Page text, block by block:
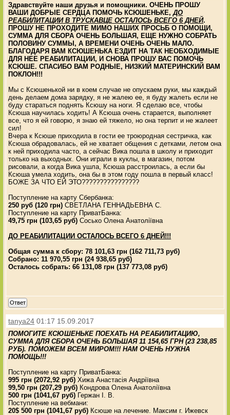
Здравствуйте наши друзья и помощники. ОЧЕНЬ ПРОШУ
ВАШИ ДОБРЫЕ СЕРДЦА ПОМОЧЬ КСЮШЕНЬКЕ,ДО
РЕАБИЛИТАЦИИ В ТРУСКАВЦЕ ОСТАЛОСЬ ВСЕГО 6 ДНЕЙ.
ПРОШУ НЕ ПРОХОДИТЕ МИМО НАШИХ ПРОСЬБ О ПОМОЩИ,
СУММА ДЛЯ СБОРА ОЧЕНЬ БОЛЬШАЯ, ЕЩЕ НУЖНО СОБРАТЬ
ПОЛОВИНУ СУММЫ, А ВРЕМЕНИ ОЧЕНЬ ОЧЕНЬ МАЛО.
БЛАГОДАРЯ ВАМ КСЮШЕНЬКА ЕЗДИТ НА ТАК НЕОБХОДИМЫЕ
ДЛЯ НЕЕ РЕАБИЛИТАЦИИ, И СНОВА ПРОШУ ВАС ПОМОЧЬ
КСЮШЕ. СПАСИБО ВАМ РОДНЫЕ, НИЗКИЙ МАТЕРИНСКИЙ ВАМ
ПОКЛОН!!!
Мы с Ксюшенькой ни в коем случае не опускаем руки, мы каждый
день делаем дома зарядку, я не жалею ее, я буду жалеть если не
буду стараться поднять Ксюшу на ноги. Я сделаю все, чтобы
Ксюша научилась ходить! А Ксюша очень старается, выполняет
все, что я ей говорю, я знаю ей тяжело, но она терпит и не жалеет
сил!
Вчера к Ксюше приходила в гости ее троюродная сестричка, как
Ксюша обрадовалась, ей не хватает общения с детками, летом она
к ней приходила часто, а сейчас Вика пошла в школу и приходит
только на выходных. Они играли в куклы, в магазин, потом
рисовали, а когда Вика ушла, Ксюша расстроилась, а если бы
Ксюша умела ходить, она бы в этом году пошла в первый класс!
БОЖЕ ЗА ЧТО ЕЙ ЭТО????????????????
Поступление на карту Сбербанка:
250 руб (120 грн) СВЕТЛАНА ГЕННАДЬЕВНА С.
Поступление на карту ПриватБанка:
49,75 грн (103,65 руб) Сосько Олена Анатоліївна
ДО РЕАБИЛИТАЦИИ ОСТАЛОСЬ ВСЕГО 6 ДНЕЙ!!!
Общая сумма к сбору: 78 101,63 грн (162 711,73 руб)
Собрано: 11 970,55 грн (24 938,65 руб)
Осталось собрать: 66 131,08 грн (137 773,08 руб)
Ответ
tanya24 01:17 15.09.2017
ПОМОГИТЕ КСЮШЕНЬКЕ ПОЕХАТЬ НА РЕАБИЛИТАЦИЮ,
СУММА ДЛЯ СБОРА ОЧЕНЬ БОЛЬШАЯ 11 154,65 ГРН (23 238,85
РУБ). ПОМОЖЕМ ВСЕМ МИРОМ!!! НАМ ОЧЕНЬ НУЖНА
ПОМОЩЬ!!!
Поступление на карту ПриватБанка:
995 грн (2072,92 руб) Хижа Анастасія Андріївна
99,50 грн (207,29 руб) Кондрова Олена Анатоліївна
500 грн (1041,67 руб) Гержан І. В.
Поступление на вебмани:
20$ 500 грн (1041,67 руб) Ксюше на лечение. Максим г. Ижевск